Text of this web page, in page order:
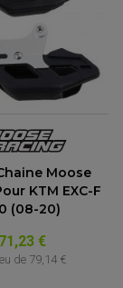
Moose
KTM EXC-F
(08-20)
71,23 €
de 79,14 €